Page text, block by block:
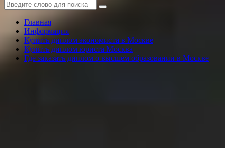
Главная
Информация
Купить диплом экономиста в Москве
Купить диплом юриста Москва
Где заказать диплом о высшем образовании в Москве